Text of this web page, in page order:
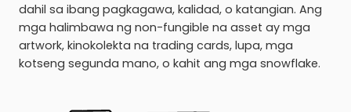
dahil sa ibang pagkagawa, kalidad, o katangian. Ang
mga halimbawa ng non-fungible na asset ay mga
artwork, kinokolekta na trading cards, lupa, mga
kotseng segunda mano, o kahit ang mga snowflake.